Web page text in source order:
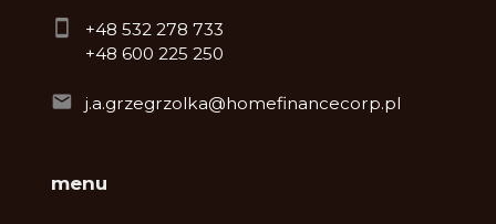
+48 532 278 733
+48 600 225 250
j.a.grzegrzolka@homefinancecorp.pl
menu